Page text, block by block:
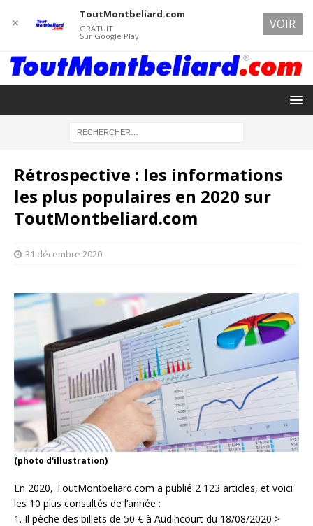
Rétrospective : les informations
les plus populaires en 2020 sur
ToutMontbeliard.com
31 décembre 2020
(photo d'illustration)
En 2020, ToutMontbeliard.com a publié 2 123 articles, et voici
les 10 plus consultés de l’année :
1. Il pêche des billets de 50 € à Audincourt du 18/08/2020 >
✕
ToutMontbeliard.com
GRATUIT
Sur Google Play
VOIR